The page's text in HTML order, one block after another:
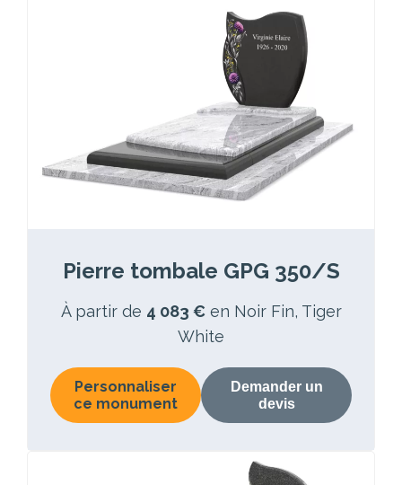
Pierre tombale GPG 350/S
À partir de 4 083 € en Noir Fin, Tiger
White
Personnaliser
ce monument
Demander un
devis